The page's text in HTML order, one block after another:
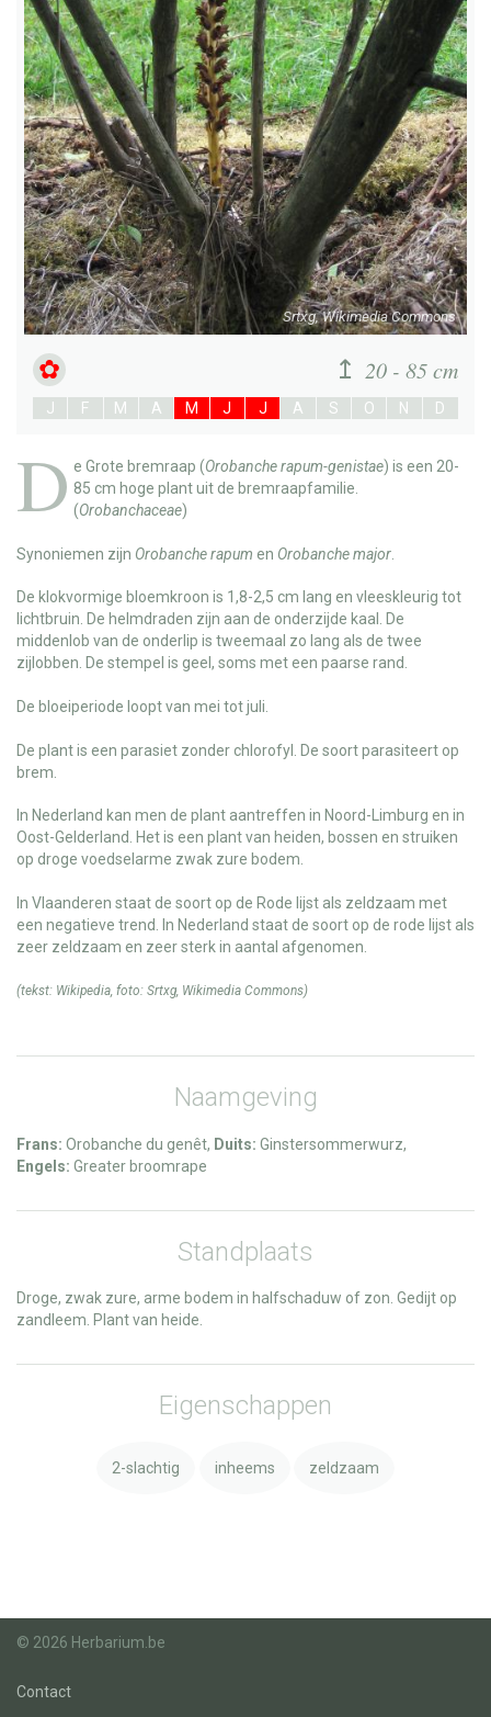
Srtxg, Wikimedia Commons
20 - 85 cm
J F M A M J J A S O N D
D eGrote bremraap (Orobanche rapum-genistae) is een 20-
85 cm hoge plant uit de bremraapfamilie.
(Orobanchaceae)
Synoniemen zijn Orobanche rapum en Orobanche major
De klokvormige bloemkroon is 1,8-2,5 cm lang en vleeskleurig tot
lichtbruin. De helmdraden zijn aan de onderzijde kaal. De
middenlob van de onderlip is tweemaal zo lang als de twee
zijlobben. De stempel is geel, soms met een paarse rand.
De bloeiperiode loopt van mei tot juli.
De plant is een parasiet zonder chlorofyl. De soort parasiteert op
brem.
In Nederland kan men de plant aantreffen in Noord-Limburg en in
Oost-Gelderland. Het is een plant van heiden, bossen en struiken
op droge voedselarme zwak zure bodem.
In Vlaanderen staat de soort op de Rode lijst als zeldzaam met
een negatieve trend. In Nederland staat de soort op de rode lijst als
zeer zeldzaam en zeer sterk in aantal afgenomen.
(tekst: Wikipedia, foto: Srtxg, Wikimedia Commons)
Naamgeving
Frans: Orobanche du genêt, Duits: Ginstersommerwurz,
Engels: Greater broomrape
Standplaats
Droge, zwak zure, arme bodem in halfschaduw of zon. Gedijt op
zandleem. Plant van heide.
Eigenschappen
2-slachtig inheems zeldzaam
© 2026 Herbarium.be
Contact